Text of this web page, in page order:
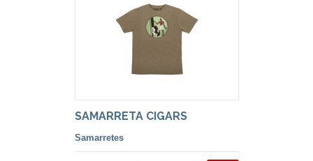
SAMARRETA CIGARS
Samarretes